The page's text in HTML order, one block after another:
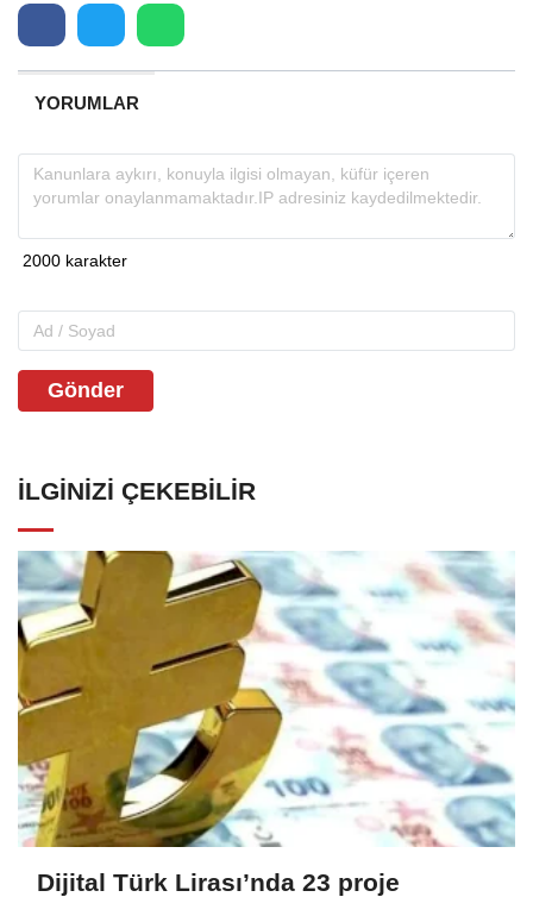
YORUMLAR
Gönder
İLGINIZI ÇEKEBILIR
Dijital Türk Lirası’nda 23 proje